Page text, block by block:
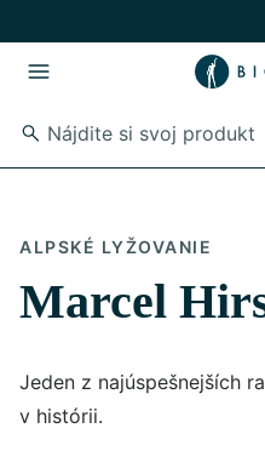
ALPSKÉ LYŽOVANIE
Marcel
Jeden z najúspešnejších
v histórii.